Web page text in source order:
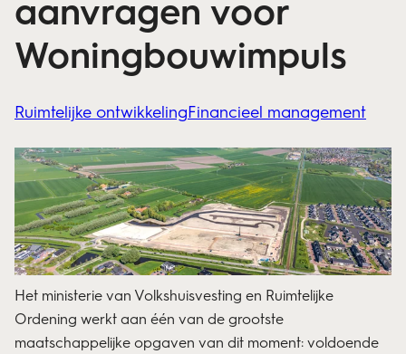
aanvragen voor
Woningbouwimpuls
Ruimtelijke ontwikkelingFinancieel management
Het ministerie van Volkshuisvesting en Ruimtelijke
Ordening werkt aan één van de grootste
maatschappelijke opgaven van dit moment: voldoende